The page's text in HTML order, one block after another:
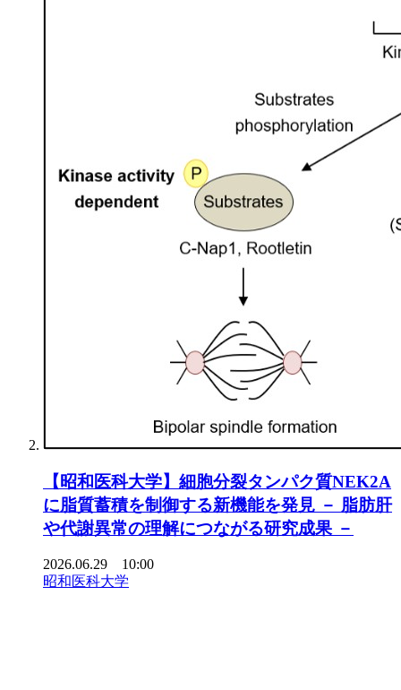
【昭和医科大学】細胞分裂タンパク質NEK2A
に脂質蓄積を制御する新機能を発見 － 脂肪肝
や代謝異常の理解につながる研究成果 －
2026.06.29 10:00
昭和医科大学